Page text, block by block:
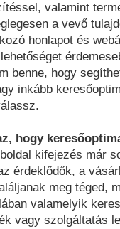
valamint
a vevő
honlapot és
benne, hogy
inkább
hogy
kifejezés már
érdeklődők, a
meg téged,
valamelyik
vagy szolgáltatás